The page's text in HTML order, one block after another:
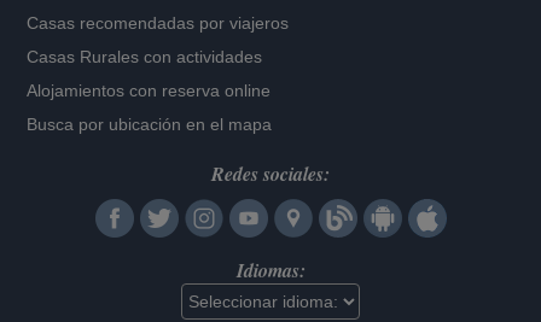
Casas recomendadas por viajeros
Casas Rurales con actividades
Alojamientos con reserva online
Busca por ubicación en el mapa
Redes sociales:
Idiomas: